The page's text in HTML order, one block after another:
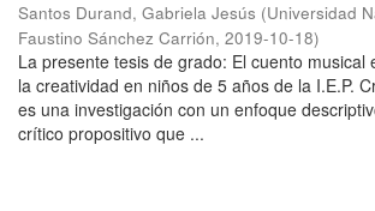
Santos Durand, Gabriela Jesús (Universidad
Faustino Sánchez Carrión, 2019-10-18)
La presente tesis de grado: El cuento musical
la creatividad en niños de 5 años de la I.E.P.
es una investigación con un enfoque
crítico propositivo que ...